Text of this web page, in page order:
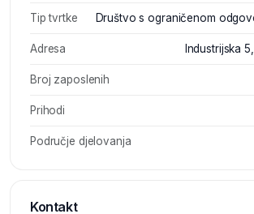
Tip tvrtke Društvo s ograničenom
Adresa Industrijska
Broj zaposlenih
Prihodi
Područje djelovanja
Kontakt